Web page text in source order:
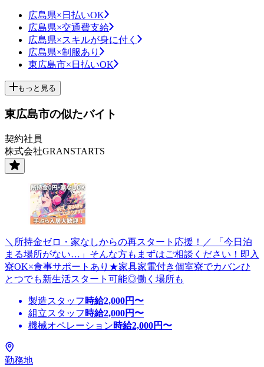
広島県×日払いOK
広島県×交通費支給
広島県×スキルが身に付く
広島県×制服あり
東広島市×日払いOK
もっと見る
東広島市の似たバイト
契約社員
株式会社GRANSTARTS
＼所持金ゼロ・家なしからの再スタート応援！／ 「今日泊
まる場所がない…」そんな方もまずはご相談ください！即入
寮OK×食事サポートあり★家具家電付き個室寮でカバンひ
とつでも新生活スタート可能◎働く場所も
製造スタッフ 時給2,000円〜
組立スタッフ 時給2,000円〜
機械オペレーション時給2,000円〜
勤務地